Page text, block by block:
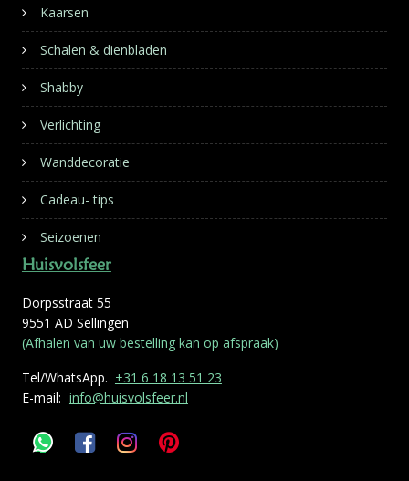
Kaarsen
Schalen & dienbladen
Shabby
Verlichting
Wanddecoratie
Cadeau- tips
Seizoenen
Huisvolsfeer
Dorpsstraat 55
9551 AD Sellingen
(Afhalen van uw bestelling kan op afspraak)
Tel/WhatsApp. +31 6 18 13 51 23
E-mail: info@huisvolsfeer.nl